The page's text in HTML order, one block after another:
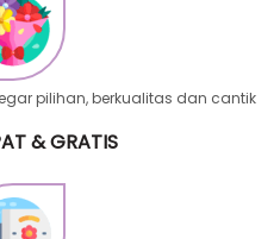
pilihan, berkualitas dan cantik
& GRATIS